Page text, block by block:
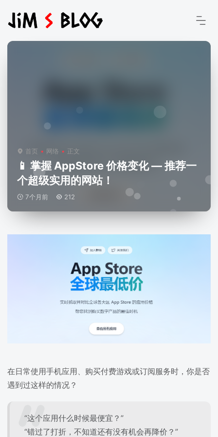
首页 网络 正文
📱 掌握 AppStore 价格变化 — 推荐一
个超级实用的网站！
7个月前 212
在日常使用手机应用、购买付费游戏或订阅服务时，你是否
遇到过这样的情况？
“这个应用什么时候最便宜？”
“错过了打折，不知道还有没有机会再降价？”